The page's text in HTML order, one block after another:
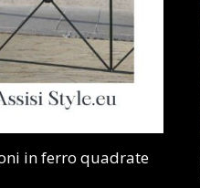
in ferro quadrate